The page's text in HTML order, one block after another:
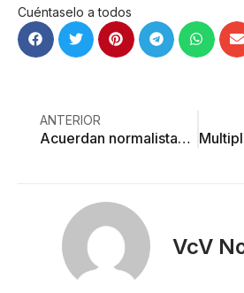
Cuéntaselo a todos
ANTERIOR
Acuerdan normalistas y gobierno
VcV